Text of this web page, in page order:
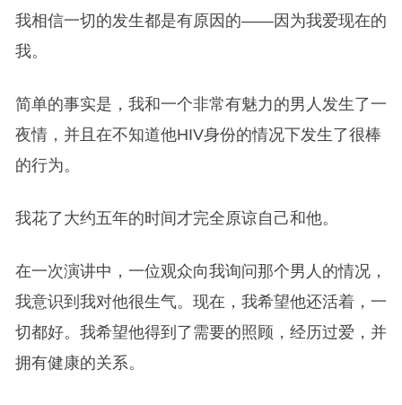
我相信一切的发生都是有原因的——因为我爱现在的
我。
简单的事实是，我和一个非常有魅力的男人发生了一
夜情，并且在不知道他HIV身份的情况下发生了很棒
的行为。
我花了大约五年的时间才完全原谅自己和他。
在一次演讲中，一位观众向我询问那个男人的情况，
我意识到我对他很生气。现在，我希望他还活着，一
切都好。我希望他得到了需要的照顾，经历过爱，并
拥有健康的关系。